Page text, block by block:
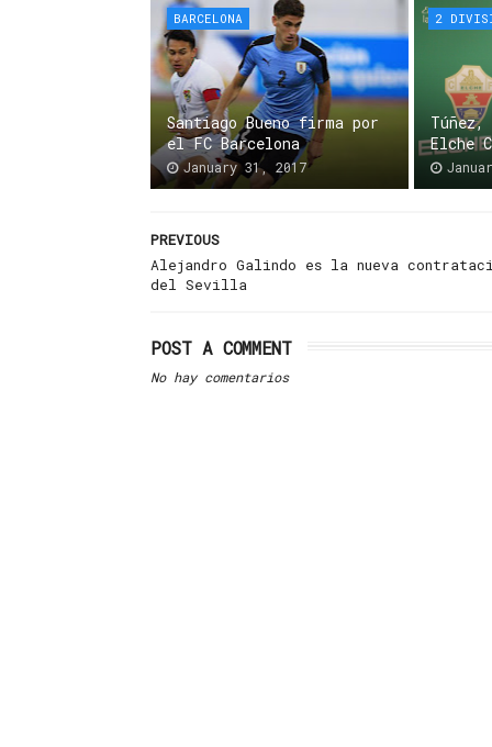
BARCELONA
Santiago Bueno firma por
el FC Barcelona
January 31, 2017
2
Elche
PREVIOUS
Alejandro Galindo es la nueva
del Sevilla
POST A COMMENT
No hay comentarios